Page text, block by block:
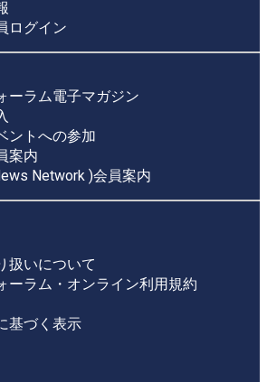
ログイン
ーラム電子マガジン
ントへの参加
案内
Network )会員案内
扱いについて
ーラム・オンライン利用規約
基づく表示